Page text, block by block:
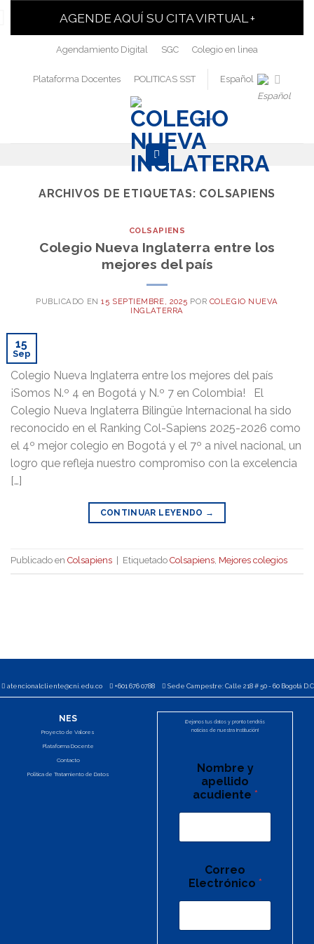
AGENDE AQUÍ SU CITA VIRTUAL +
Agendamiento Digital SGC Colegio en linea
Plataforma Docentes POLITICAS SST Español
ARCHIVOS DE ETIQUETAS: COLSAPIENS
COLSAPIENS
Colegio Nueva Inglaterra entre los
mejores del país
PUBLICADO EN15 SEPTIEMBRE, 2025 POR COLEGIO NUEVA
INGLATERRA
15
Sep
Colegio Nueva Inglaterra entre los mejores del país
¡Somos N.º 4 en Bogotá y N.º 7 en Colombia! El
Colegio Nueva Inglaterra Bilingüe Internacional ha sido
reconocido en el Ranking Col-Sapiens 2025-2026 como
el 4º mejor colegio en Bogotá y el 7º a nivel nacional, un
logro que refleja nuestro compromiso con la excelencia
[…]
CONTINUAR LEYENDO →
Publicado en Colsapiens Etiquetado Colsapiens, Mejores colegios
atencionalcliente@cni.edu.co +601 676 0788 Sede Campestre: Calle 218 # 50 - 60 Bogotá D.C
NES
Proyecto de Valores
Plataforma Docente
Contacto
Política de Tratamiento de Datos
¡Dejanos tus datos y pronto tendrás
noticias de nuestra Institución!
Nombre y
apellido
acudiente *
Correo
Electrónico *